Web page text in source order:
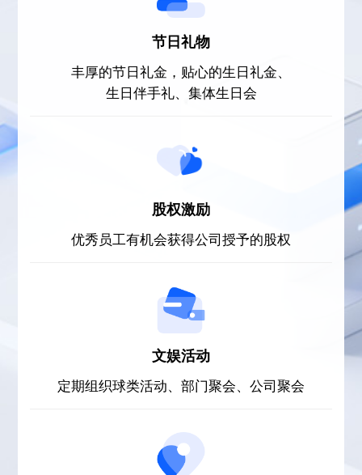
节日礼物
丰厚的节日礼金，贴心的生日礼金、
生日伴手礼、集体生日会
股权激励
优秀员工有机会获得公司授予的股权
文娱活动
定期组织球类活动、部门聚会、公司聚会